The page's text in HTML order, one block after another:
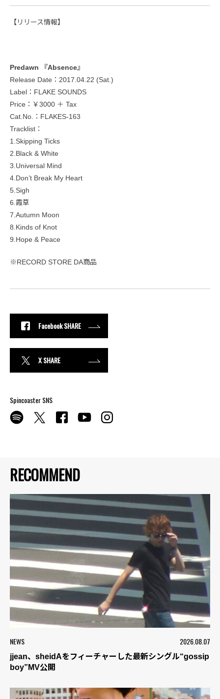
RECOMMEND
NEWS 2026.08.07
jjean、sheidAをフィーチャーした最新シングル“gossip
boy”MV公開
【リリース情報】
Predawn 『Absence』
Release Date：2017.04.22 (Sat.)
Label：FLAKE SOUNDS
Price：￥3000 ＋ Tax
Cat.No.：FLAKES-163
Tracklist：
1.Skipping Ticks
2.Black & White
3.Universal Mind
4.Don’t Break My Heart
5.Sigh
6.霞草
7.Autumn Moon
8.Kinds of Knot
9.Hope & Peace
※RECORD STORE DA商品
Facebook SHARE
X SHARE
Spincoaster SNS